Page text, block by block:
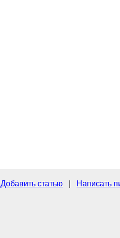
Добавить статью
Написать